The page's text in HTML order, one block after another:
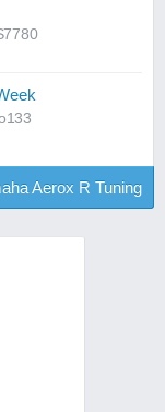
Aerox R Tuning